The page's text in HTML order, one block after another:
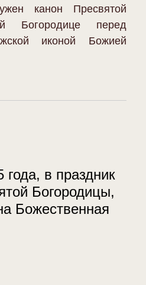
канон Пресвятой
Богородице перед
иконой Божией
года, в праздник
Богородицы,
Божественная